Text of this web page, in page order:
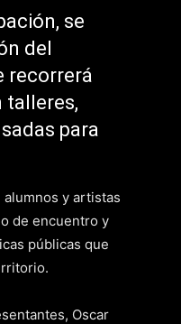
se
del
recorrerá
talleres,
para
y artistas
de encuentro y
públicas que
Oscar